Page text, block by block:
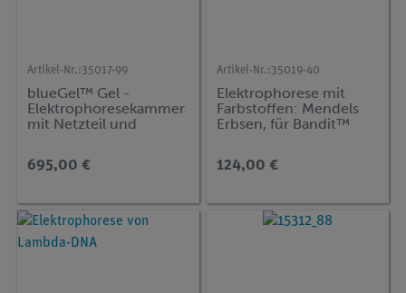
Artikel-Nr.:35017-99
blueGel™ Gel -
Elektrophoresekammer
mit Netzteil und
Belichtungseinheit
695,00 €
Artikel-Nr.:35019-40
Elektrophorese mit
Farbstoffen: Mendels
Erbsen, für Bandit™
124,00 €